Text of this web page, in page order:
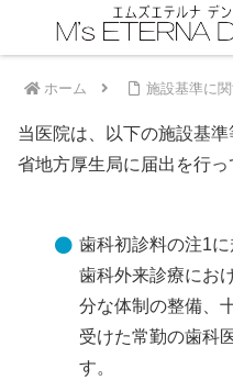
ホーム 施設基準に
当医院は、以下の施設基
省地方厚生局に届出を行っ
歯科初診料の注1
歯科外来診療にお
分な体制の整備、
受けた常勤の歯科
す。